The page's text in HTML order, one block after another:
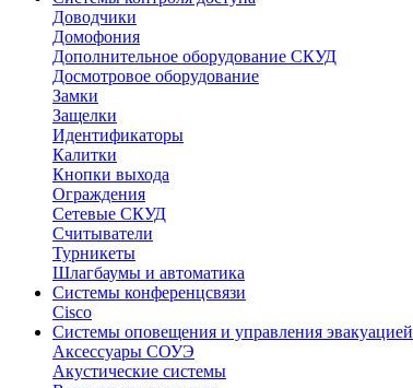
Доводчики
Домофония
Дополнительное оборудование СКУД
Досмотровое оборудование
Замки
Защелки
Идентификаторы
Калитки
Кнопки выхода
Ограждения
Сетевые СКУД
Считыватели
Турникеты
Шлагбаумы и автоматика
Системы конференцсвязи
Cisco
Системы оповещения и управления эвакуацией
Аксессуары СОУЭ
Акустические системы